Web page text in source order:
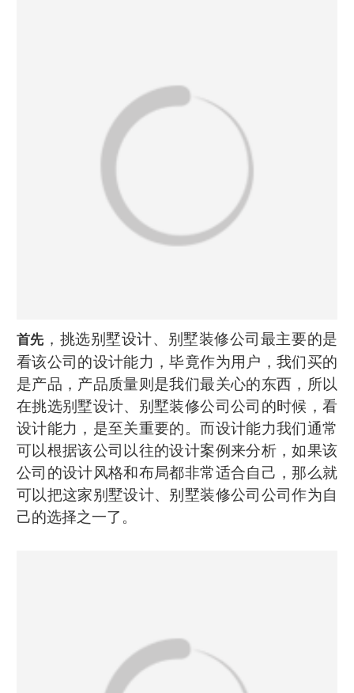
首先 ，挑选别墅设计、别墅装修公司最主要的是
看该公司的设计能力，毕竟作为用户，我们买的
是产品，产品质量则是我们最关心的东西，所以
在挑选别墅设计、别墅装修公司公司的时候，看
设计能力，是至关重要的。而设计能力我们通常
可以根据该公司以往的设计案例来分析，如果该
公司的设计风格和布局都非常适合自己，那么就
可以把这家别墅设计、别墅装修公司公司作为自
己的选择之一了。